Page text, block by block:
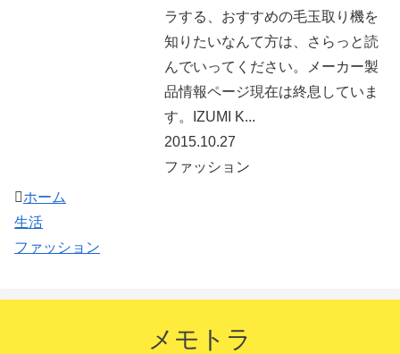
ラする、おすすめの毛玉取り機を
知りたいなんて方は、さらっと読
んでいってください。メーカー製
品情報ページ現在は終息していま
す。IZUMI K...
2015.10.27
ファッション
ホーム
生活
ファッション
メモトラ